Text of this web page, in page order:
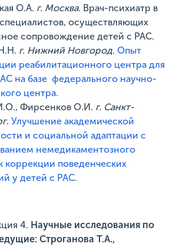
О.А. г. Москва. Врач-психиатр в
осуществляющих
сопровождение детей с РАС.
г. Нижний Новгород.Опыт
реабилитационного центра для
на базе федерального научно-
центра.
Фирсенков О.И. г. Санкт-
.Улучшение академической
и социальной адаптации с
немедикаментозного
коррекции поведенческих
у детей с РАС.
4. Научные исследования по
Строганова Т.А.,